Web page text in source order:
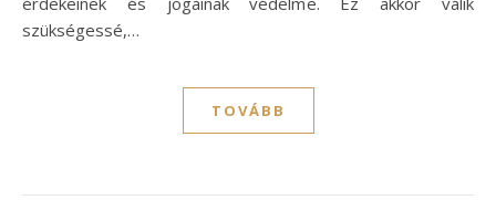
szükségessé,…
TOVÁBB